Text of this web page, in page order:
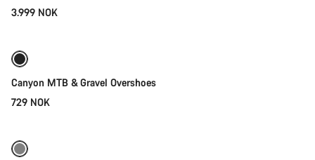
3.999 NOK
Canyon MTB & Gravel Overshoes
729 NOK